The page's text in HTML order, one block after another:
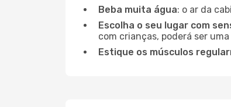
Beba muita água: o ar da
Escolha o seu lugar com
com crianças, poderá ser
Estique os músculos